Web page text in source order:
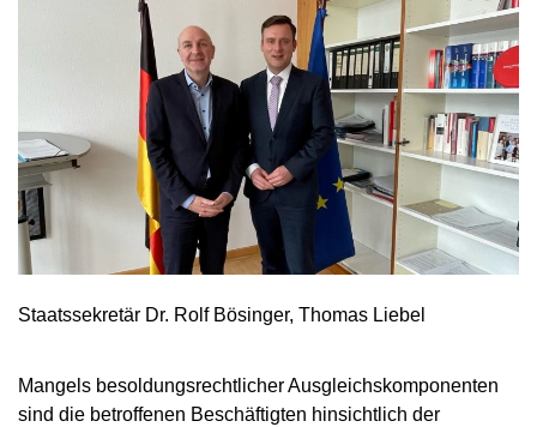
Staatssekretär Dr. Rolf Bösinger, Thomas Liebel
Mangels besoldungsrechtlicher Ausgleichskomponenten
sind die betroffenen Beschäftigten hinsichtlich der